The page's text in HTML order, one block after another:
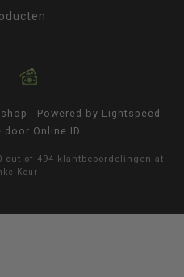
- Powered by Lightspeed -
door Online ID
out of 494 klantbeoordelingen at